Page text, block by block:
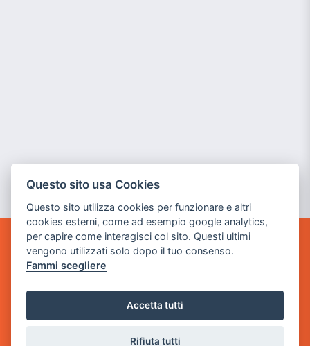
GAME WARP
BY POWER GAME SRL
Sede Legale
via Villaggio dei Platani, 3
- 25014 Castenedolo, Brescia
Questo sito usa Cookies
Questo sito utilizza cookies per funzionare e altri
cookies esterni, come ad esempio google analytics,
per capire come interagisci col sito. Questi ultimi
vengono utilizzati solo dopo il tuo consenso.
Fammi scegliere
Accetta tutti
Rifiuta tutti